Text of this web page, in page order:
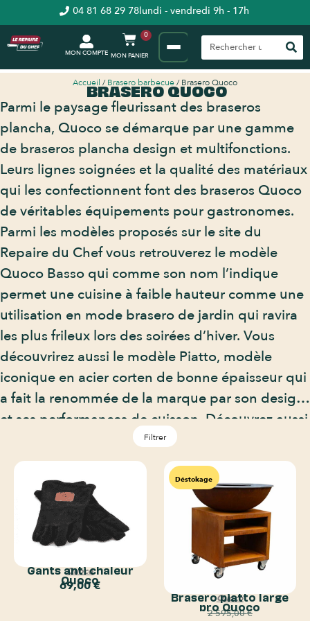
04 81 68 29 78lundi - vendredi 9h - 17h
MON COMPTE
0
Accueil /Brasero barbecue/ Brasero Quoco
BRASERO QUOCO
Parmi le paysage fleurissant des braseros
plancha, Quoco se démarque par une gamme
de braseros plancha design et multifonctions.
Leurs lignes soignées et la qualité des matériaux
qui les confectionnent font des braseros Quoco
de véritables équipements pour gastronomes.
Parmi les modèles proposés sur le site du
Repaire du Chef vous retrouverez le modèle
Quoco Basso qui comme son nom l’indique
permet une cuisine à faible hauteur comme une
utilisation en mode brasero de jardin qui ravira
les plus frileux lors des soirées d’hiver. Vous
découvrirez aussi le modèle Piatto, modèle
iconique en acier corten de bonne épaisseur qui
a fait la renommée de la marque par son design
et ses performances de cuisson. Découvrez aussi
les nombreux autres modèles qui sauront se
fondre dans votre jardin en apportant une
touche singulière à votre maison.
Filtrer
Quoco
Gants anti chaleur
Quoco
69,00€
Déstokage
Quoco
Brasero piatto large
pro Quoco
2 595,00€